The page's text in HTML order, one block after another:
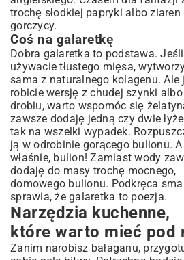
trochę słodkiej papryki albo ziaren
gorczycy.
Coś na galaretkę
Dobra galaretka to podstawa. Jeśli
używacie tłustego mięsa,
sama z naturalnego kolagenu. Ale
robicie wersję z chudej szynki albo
drobiu, warto wspomóc się
zawsze dodaję jedną czy dwie
tak na wszelki wypadek.
ją w odrobinie gorącego bulionu. A
właśnie, bulion! Zamiast wody
dodaję do masy trochę mocnego,
domowego bulionu. Podkręca
sprawia, że galaretka to poezja.
Narzędzia kuchenne,
które warto mieć pod
Zanim narobisz bałaganu,